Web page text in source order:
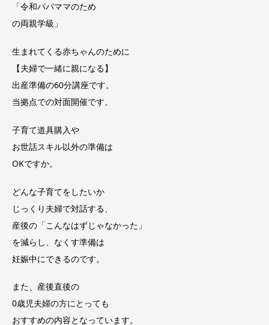
「令和パパママのため
の両親学級」
生まれてくる赤ちゃんのために
【夫婦で一緒に親になる】
出産準備の60分講座です。
当拠点での対面開催です。
子育て道具購入や
お世話スキル以外の準備は
OKですか。
どんな子育てをしたいか
じっくり夫婦で対話する、
産後の「こんなはずじゃなかった」
を減らし、なくす準備は
妊娠中にできるのです。
また、産後直後の
0歳児夫婦の方にとっても
おすすめの内容となっています。